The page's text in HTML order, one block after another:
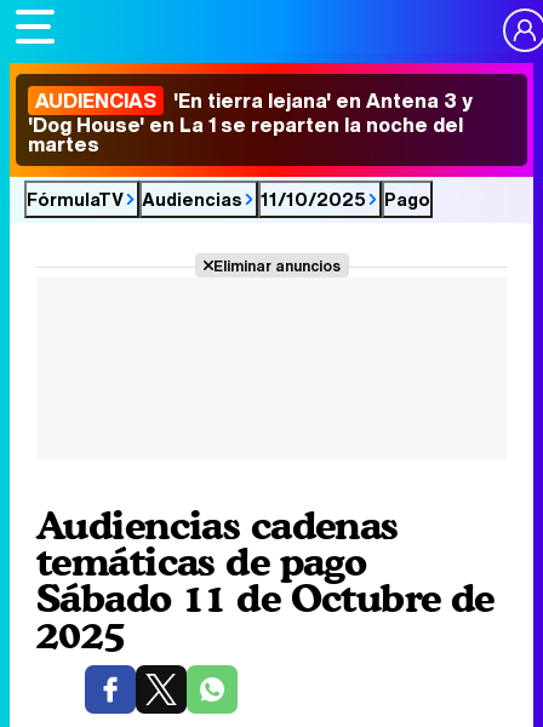
AUDIENCIAS 'En tierra lejana' en Antena 3 y
'Dog House' en La 1 se reparten la noche del
martes
FórmulaTV Audiencias 11/10/2025 Pago
Eliminar anuncios
Audiencias cadenas
temáticas de pago
Sábado 11 de Octubre de
2025